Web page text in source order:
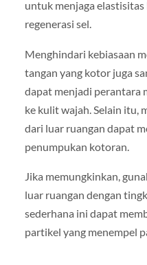
untuk menjaga
regenerasi sel.
Menghindari kebiasaan
tangan yang kotor juga
dapat menjadi perantara
ke kulit wajah. Selain itu,
dari luar ruangan dapat
penumpukan kotoran.
Jika memungkinkan,
luar ruangan dengan
sederhana ini dapat
partikel yang menempel